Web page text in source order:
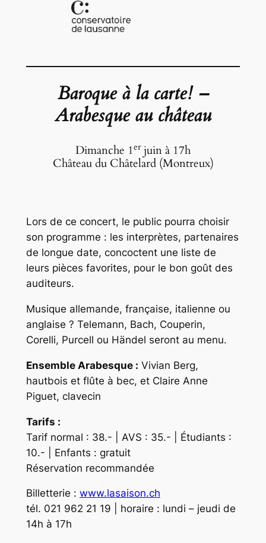
Baroque à la carte! –
Arabesque au château
Dimanche 1erjuin à 17h
Château du Châtelard (Montreux)
Lors de ce concert, le public pourra choisir
son programme : les interprètes, partenaires
de longue date, concoctent une liste de
leurs pièces favorites, pour le bon goût des
auditeurs.
Musique allemande, française, italienne ou
anglaise ? Telemann, Bach, Couperin,
Corelli, Purcell ou Händel seront au menu.
Ensemble Arabesque : Vivian Berg,
hautbois et flûte à bec, et Claire Anne
Piguet, clavecin
Tarifs :
Tarif normal : 38.- | AVS : 35.- | Étudiants :
10.- | Enfants : gratuit
Réservation recommandée
Billetterie : www.lasaison.ch
tél. 021 962 21 19 | horaire : lundi – jeudi de
14h à 17h